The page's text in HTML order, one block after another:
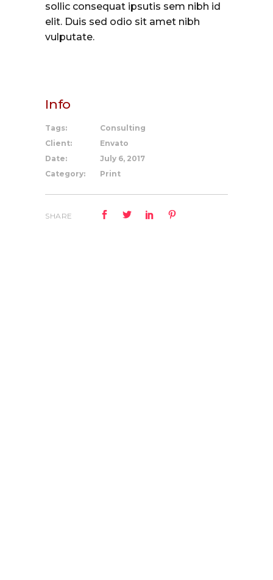
sollic consequat ipsutis sem nibh id
elit. Duis sed odio sit amet nibh
vulputate.
Info
Tags:
Consulting
Client:
Envato
Date:
July 6, 2017
Category:
Print
SHARE